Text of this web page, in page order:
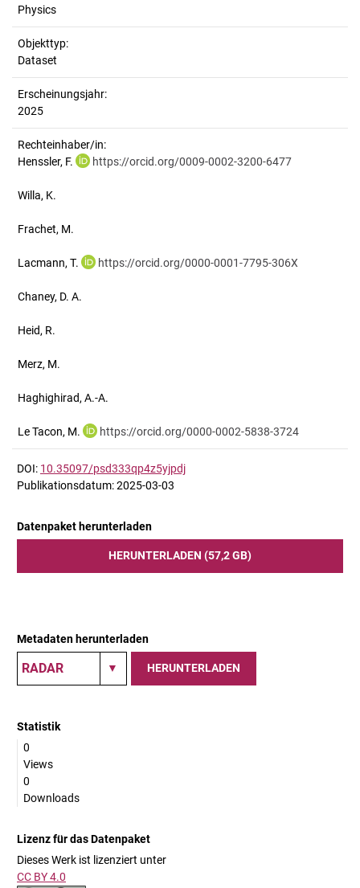
Physics
Objekttyp:
Dataset
Erscheinungsjahr:
2025
Rechteinhaber/in:
Henssler, F.
https://orcid.org/0009-0002-3200-6477
Willa, K.
Frachet, M.
Lacmann, T. https://orcid.org/0000-0001-7795-306X
Chaney, D. A.
Heid, R.
Merz, M.
Haghighirad, A.-A.
Le Tacon, M. https://orcid.org/0000-0002-5838-3724
DOI: 10.35097/psd333qp4z5yjpdj
Publikationsdatum: 2025-03-03
Datenpaket herunterladen
HERUNTERLADEN (57,2 GB)
Metadaten herunterladen
HERUNTERLADEN
Statistik
0
Views
0
Downloads
Lizenz für das Datenpaket
Dieses Werk ist lizenziert unter
CC BY 4.0